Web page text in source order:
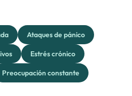
Ataques de pánico
Estrés crónico
Preocupación constante